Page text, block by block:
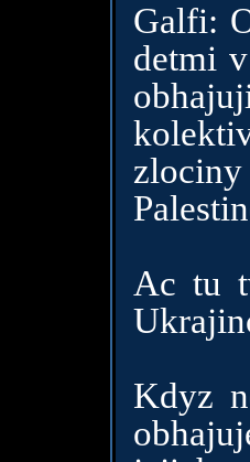
Galfi:
detmi
Ac tu
Kdyz